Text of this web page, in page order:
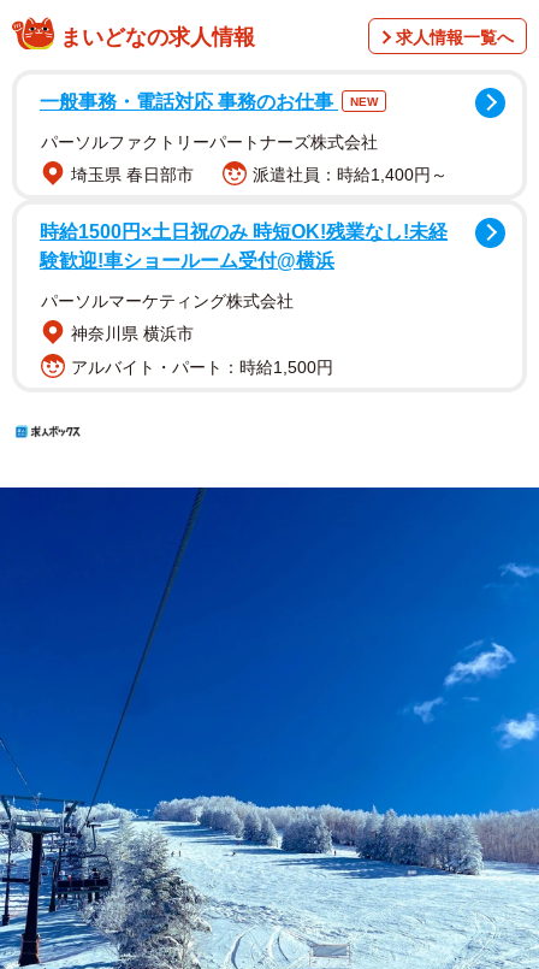
まいどなの求人情報 求人情報一覧へ
一般事務・電話対応 事務のお仕事 NEW
パーソルファクトリーパートナーズ株式会社
埼玉県 春日部市
派遣社員：時給1,400円～
時給1500円×土日祝のみ 時短OK!残業なし!未経
験歓迎!車ショールーム受付@横浜
パーソルマーケティング株式会社
神奈川県 横浜市
アルバイト・パート：時給1,500円